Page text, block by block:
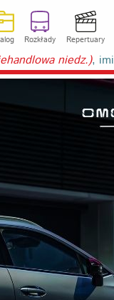
Rozkłady Repertuary
niedz.),